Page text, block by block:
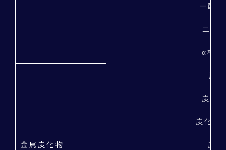
一酸
二酸
α相/β
金属炭化物
炭
炭化
炭化ジ
炭